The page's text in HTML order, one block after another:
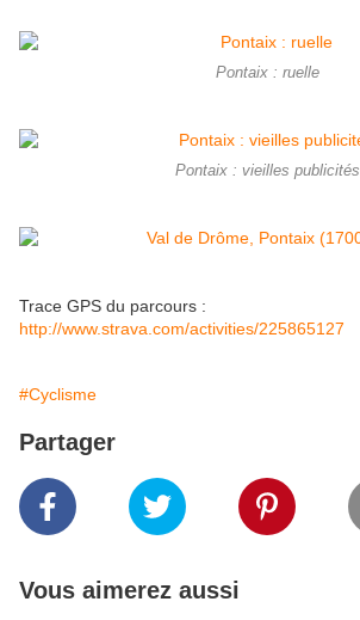
Pontaix : ruelle
Pontaix : vieilles publicités
Trace GPS du parcours :
http://www.strava.com/activities/225865127
#Cyclisme
Partager
Vous aimerez aussi